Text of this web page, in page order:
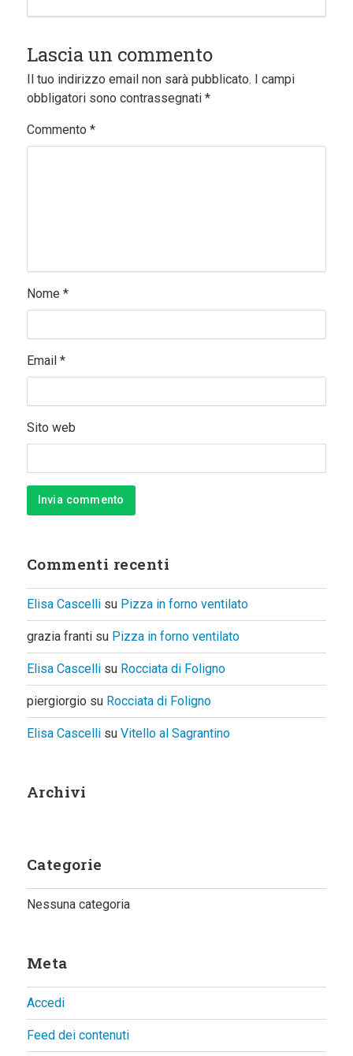
Lascia un commento
Il tuo indirizzo email non sarà pubblicato. I campi
obbligatori sono contrassegnati *
Commento *
Nome *
Email *
Sito web
Commenti recenti
Elisa Cascellisu Pizza in forno ventilato
grazia frantisu Pizza in forno ventilato
Elisa Cascellisu Rocciata di Foligno
piergiorgio su Rocciata di Foligno
Elisa Cascellisu Vitello al Sagrantino
Archivi
Categorie
Nessuna categoria
Meta
Accedi
Feed dei contenuti